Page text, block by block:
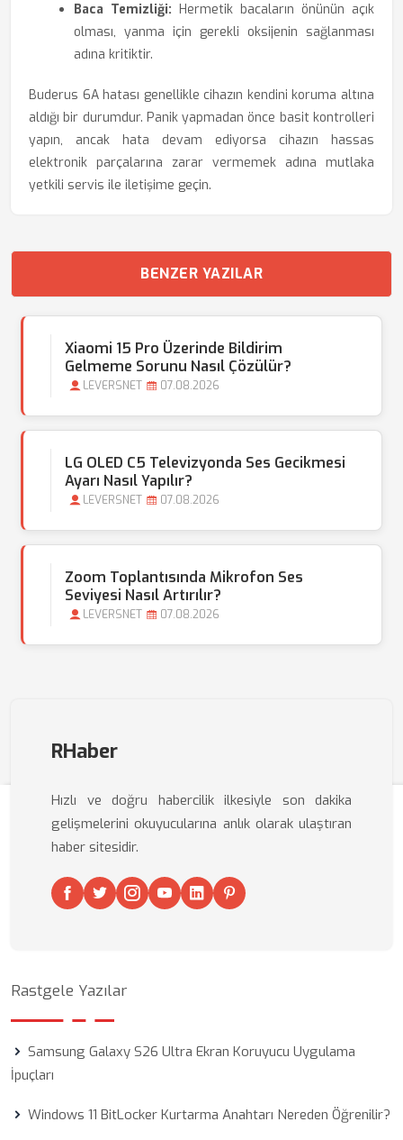
Baca Temizliği: Hermetik bacaların önünün açık
olması, yanma için gerekli oksijenin sağlanması
adına kritiktir.
Buderus 6A hatası genellikle cihazın kendini koruma altına
aldığı bir durumdur. Panik yapmadan önce basit kontrolleri
yapın, ancak hata devam ediyorsa cihazın hassas
elektronik parçalarına zarar vermemek adına mutlaka
yetkili servis ile iletişime geçin.
BENZER YAZILAR
Xiaomi 15 Pro Üzerinde Bildirim
Gelmeme Sorunu Nasıl Çözülür?
LEVERSNET 07.08.2026
LG OLED C5 Televizyonda Ses Gecikmesi
Ayarı Nasıl Yapılır?
LEVERSNET 07.08.2026
Zoom Toplantısında Mikrofon Ses
Seviyesi Nasıl Artırılır?
LEVERSNET 07.08.2026
RHaber
Hızlı ve doğru habercilik ilkesiyle son dakika
gelişmelerini okuyucularına anlık olarak ulaştıran
haber sitesidir.
Rastgele Yazılar
Samsung Galaxy S26 Ultra Ekran Koruyucu Uygulama
İpuçları
Windows 11 BitLocker Kurtarma Anahtarı Nereden Öğrenilir?